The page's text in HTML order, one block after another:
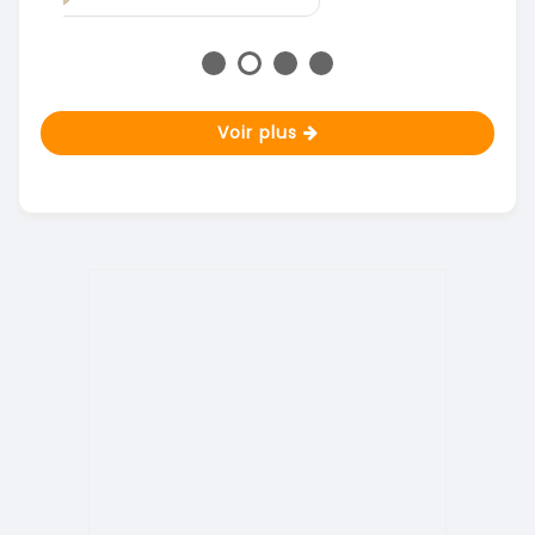
Voir plus